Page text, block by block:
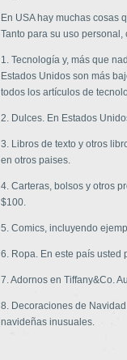
En USA hay muchas cosas
Tanto para su uso personal,
1. Tecnología y, más que
Estados Unidos son más
todos los artículos de
2. Dulces. En Estados
3. Libros de texto y otros
en otros paises.
4. Carteras, bolsos y otros
$100.
5. Comics, incluyendo
6. Ropa. En este país usted
7. Adornos en Tiffany&Co.
8. Decoraciones de
navideñas inusuales.